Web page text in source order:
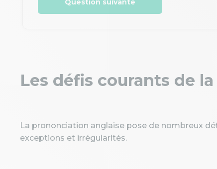
Question suivante
Les défis courants de
La prononciation anglaise pose de nombreux
exceptions et irrégularités.